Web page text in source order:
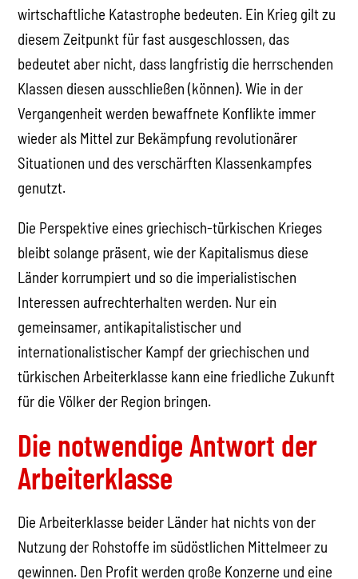
wirtschaftliche Katastrophe bedeuten. Ein Krieg gilt zu
diesem Zeitpunkt für fast ausgeschlossen, das
bedeutet aber nicht, dass langfristig die herrschenden
Klassen diesen ausschließen (können). Wie in der
Vergangenheit werden bewaffnete Konflikte immer
wieder als Mittel zur Bekämpfung revolutionärer
Situationen und des verschärften Klassenkampfes
genutzt.
Die Perspektive eines griechisch-türkischen Krieges
bleibt solange präsent, wie der Kapitalismus diese
Länder korrumpiert und so die imperialistischen
Interessen aufrechterhalten werden. Nur ein
gemeinsamer, antikapitalistischer und
internationalistischer Kampf der griechischen und
türkischen Arbeiterklasse kann eine friedliche Zukunft
für die Völker der Region bringen.
Die notwendige Antwort der
Arbeiterklasse
Die Arbeiterklasse beider Länder hat nichts von der
Nutzung der Rohstoffe im südöstlichen Mittelmeer zu
gewinnen. Den Profit werden große Konzerne und eine